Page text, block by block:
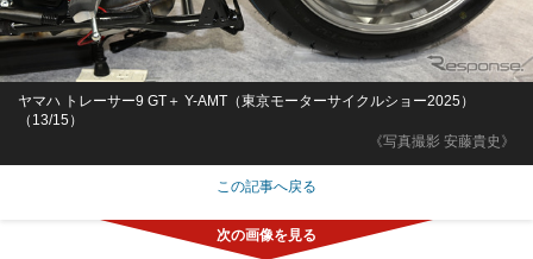
《写真撮影 安藤貴史》
ヤマハ トレーサー9 GT＋ Y-AMT（東京モーターサイクルショー2025）
（13/15）
この記事へ戻る